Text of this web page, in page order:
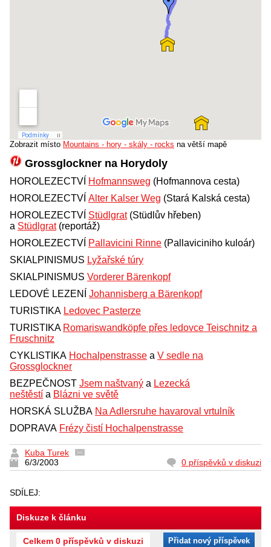
Zobrazit místo Mountains - hory - skály - rocks na větší mapě
Grossglockner na Horydoly
HOROLEZECTVÍ Hofmannsweg (Hofmannova cesta)
HOROLEZECTVÍ Alter Kalser Weg (Stará Kalská cesta)
HOROLEZECTVÍ Stüdlgrat(Stüdlův hřeben)
a Stüdlgrat(reportáž)
HOROLEZECTVÍ Pallavicini Rinne (Pallaviciniho kuloár)
SKIALPINISMUS Lyžařské túry
SKIALPINISMUS Vorderer Bärenkopf
LEDOVÉ LEZENÍ Johannisberg a Bärenkopf
TURISTIKA Ledovec Pasterze
TURISTIKA Romariswandköpfe přes ledovce Teischnitz a
Fruschnitz
CYKLISTIKA Hochalpenstrasse a V sedle na
Grossglockner
BEZPEČNOST Jsem naštvaný a Lezecká
neštěstí a Blázni ve světě
HORSKÁ SLUŽBA Na Adlersruhe havaroval vrtulník
DOPRAVA Frézy čistí Hochalpenstrasse
Kuba Turek
6/3/2003
0 příspěvků v diskuzi
SDÍLEJ:
Diskuze k článku
Celkem 0 příspěvků v diskuzi Přidat nový příspěvek